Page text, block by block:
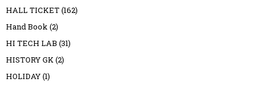
HALL TICKET(162)
Hand Book(2)
HI TECH LAB (31)
HISTORY GK(2)
HOLIDAY(1)